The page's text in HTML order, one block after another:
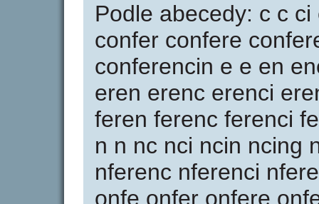
Podle abecedy: c c
confer confere
conferencin e e en
eren erenc erenci
feren ferenc ferenci
n n nc nci ncin ncing
nferenc nferenci
onfe onfer onfere